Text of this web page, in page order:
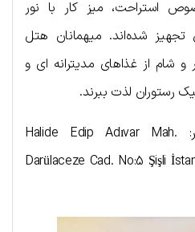
استراحت، میز کار با نور
شده‌اند. میهمانان هتل
و شام از غذاهای مدیترانه ای و
رستوران لذت ببرند.
آدرس هتل گرند جواهیر: Halide Edip Adıvar Mah.
Darülaceze Cad. No:5 Şişli